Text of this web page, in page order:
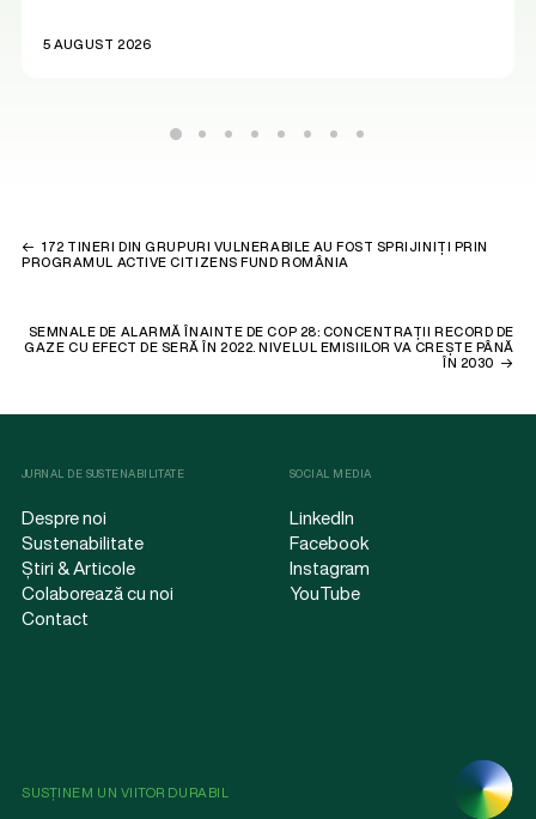
5 AUGUST 2026
172 TINERI DIN GRUPURI VULNERABILE AU FOST SPRIJINIȚI PRIN
PROGRAMUL ACTIVE CITIZENS FUND ROMÂNIA
SEMNALE DE ALARMĂ ÎNAINTE DE COP 28: CONCENTRAȚII RECORD DE
GAZE CU EFECT DE SERĂ ÎN 2022. NIVELUL EMISIILOR VA CREȘTE PÂNĂ
ÎN 2030
JURNAL DE SUSTENABILITATE
Despre noi
Sustenabilitate
Știri & Articole
Colaborează cu noi
Contact
SOCIAL MEDIA
LinkedIn
Facebook
Instagram
YouTube
SUSȚINEM UN VIITOR DURABIL